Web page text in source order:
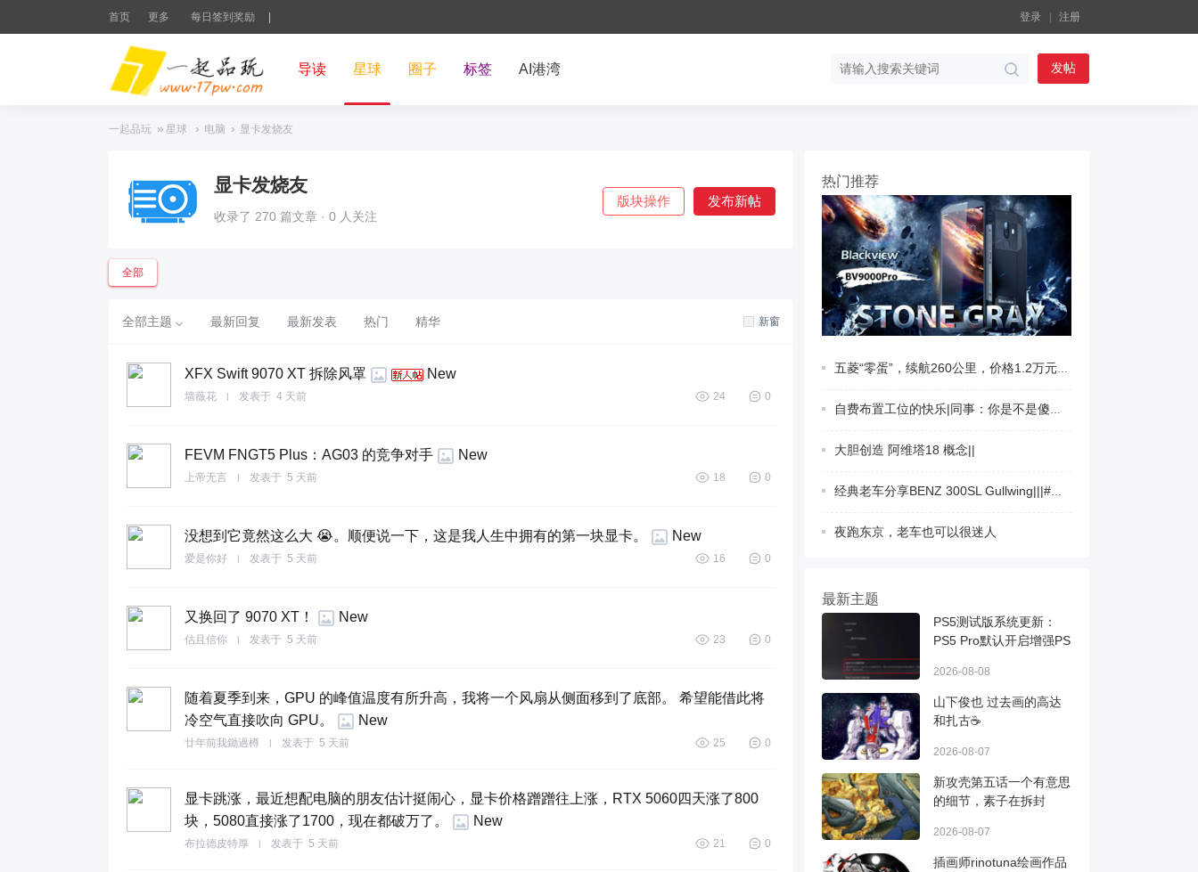
首页 更多 每日签到奖励 登录 注册
导读 星球 圈子 标签 AI港湾 发帖
一起品玩 » 星球 › 电脑 › 显卡发烧友
显卡发烧友
收录了 270 篇文章 · 0 人关注
版块操作 发布新帖
全部
全部主题 最新回复 最新发表 热门 精华 新窗
XFX Swift 9070 XT 拆除风罩 New
墙薇花 发表于 4 天前 24 0
FEVM FNGT5 Plus：AG03 的竞争对手 New
上帝无言 发表于 5 天前 18 0
没想到它竟然这么大 😭。顺便说一下，这是我人生中拥有的第一块显卡。 New
爱是你好 发表于 5 天前 16 0
又换回了 9070 XT！ New
估且信你 发表于 5 天前 23 0
随着夏季到来，GPU 的峰值温度有所升高，我将一个风扇从侧面移到了底部。 希望能借此将
冷空气直接吹向 GPU。
New
廿年前我鋤過樽 发表于 5 天前 25 0
显卡跳涨，最近想配电脑的朋友估计挺闹心，显卡价格蹭蹭往上涨，RTX 5060四天涨了800
块，5080直接涨了1700，现在都破万了。
New
布拉德皮特厚 发表于 5 天前 21 0
热门推荐
五菱“零蛋”，续航260公里，价格1.2万元。|||近日，五菱汽车发
自费布置工位的快乐|同事：你是不是傻呀？
大胆创造 阿维塔18 概念||
经典老车分享BENZ 300SL Gullwing|||#老爷车
夜跑东京，老车也可以很迷人 ​​​
最新主题
PS5测试版系统更新：
PS5 Pro默认开启增强PS
2026-08-08
山下俊也 过去画的高达
和扎古☕️ ​​​
2026-08-07
新攻壳第五话一个有意思
的细节，素子在拆封
2026-08-07
插画师rinotuna绘画作品